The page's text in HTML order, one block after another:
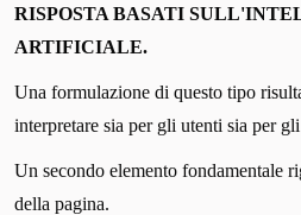
RISPOSTA BASATI
ARTIFICIALE.
Una formulazione di questo tipo
interpretare sia per gli utenti sia per
Un secondo elemento fondamentale
della pagina.